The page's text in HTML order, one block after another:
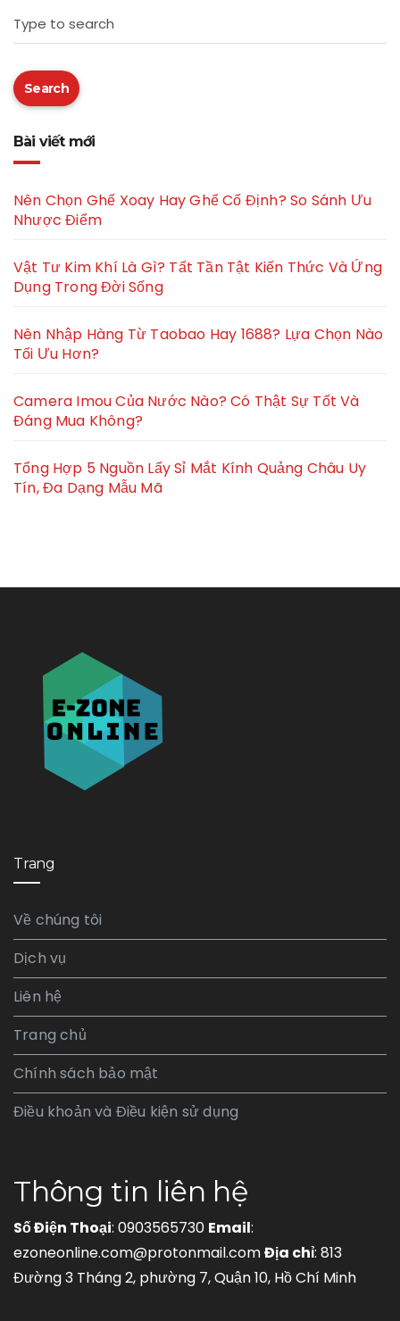
Type to search
Search
Bài viết mới
Nên Chọn Ghế Xoay Hay Ghế Cố Định? So Sánh Ưu
Nhược Điểm
Vật Tư Kim Khí Là Gì? Tất Tần Tật Kiến Thức Và Ứng
Dụng Trong Đời Sống
Nên Nhập Hàng Từ Taobao Hay 1688? Lựa Chọn Nào
Tối Ưu Hơn?
Camera Imou Của Nước Nào? Có Thật Sự Tốt Và
Đáng Mua Không?
Tổng Hợp 5 Nguồn Lấy Sỉ Mắt Kính Quảng Châu Uy
Tín, Đa Dạng Mẫu Mã
Trang
Về chúng tôi
Dịch vụ
Liên hệ
Trang chủ
Chính sách bảo mật
Điều khoản và Điều kiện sử dụng
Thông tin liên hệ
Số Điện Thoại: 0903565730 Email:
ezoneonline.com@protonmail.comĐịa chỉ: 813
Đường 3 Tháng 2, phường 7, Quận 10, Hồ Chí Minh